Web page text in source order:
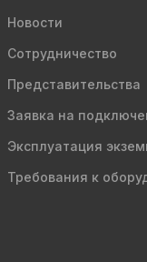
Новости
Сотрудничество
Представительства
Заявка на
Эксплуатация
Требования к